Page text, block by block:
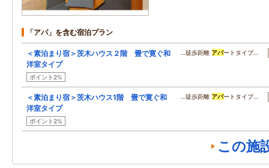
「アパ」を含む宿泊プラン
＜素泊まり宿＞茨木ハウス２階 畳で寛ぐ和
洋室タイプ
ポイント2%
…徒歩距離 アパートタイプ…
＜素泊まり宿＞茨木ハウス1階 畳で寛ぐ和
洋室タイプ
ポイント2%
…徒歩距離 アパートタイプ…
この施